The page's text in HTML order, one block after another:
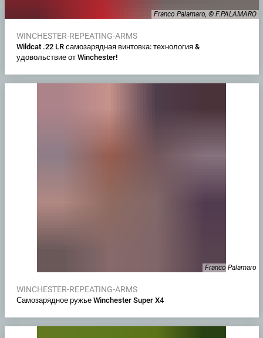
Franco Palamaro, © F.PALAMARO
WINCHESTER-REPEATING-ARMS
Wildcat .22 LR самозарядная винтовка: технология &
удовольствие от Winchester!
Franco Palamaro
WINCHESTER-REPEATING-ARMS
Самозарядное ружье Winchester Super X4